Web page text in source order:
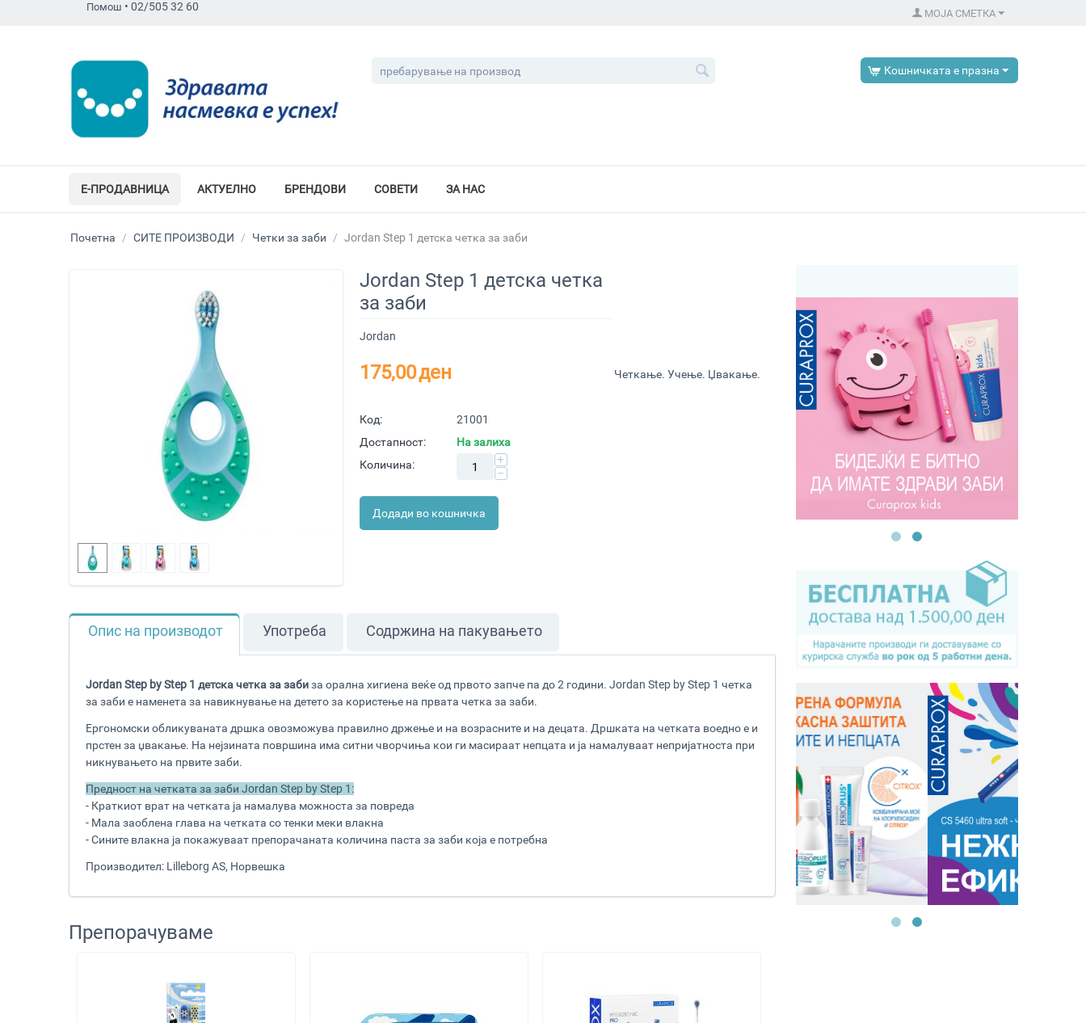
Помош • 02/505 32 60
МОЈА СМЕТКА
Кошничката е празна
Е-ПРОДАВНИЦА АКТУЕЛНО БРЕНДОВИ СОВЕТИ ЗА НАС
Почетна / СИТЕ ПРОИЗВОДИ / Четки за заби / Jordan Step 1 детска четка за заби
Jordan Step 1 детска четка
за заби
Jordan
Четкање. Учење. Џвакање.
175,00ден
Код:
21001
Достапност:
На залиха
Количина:
+
−
Додади во кошничка
Опис на производот Употреба Содржина на пакувањето
Jordan Step by Step 1 детска четка за забиза орална хигиена веќе од првото запче па до 2 години. Jordan Step by Step 1 четка
за заби е наменета за навикнување на детето за користење на првата четка за заби.
Ергономски обликуваната дршка овозможува правилно држење и на возрасните и на децата. Дршката на четката воедно е и
прстен за џвакање. На нејзината површина има ситни чворчиња кои ги масираат непцата и ја намалуваат непријатноста при
никнувањето на првите заби.
Предност на четката за заби Jordan Step by Step 1:
- Краткиот врат на четката ја намалува можноста за повреда
- Мала заоблена глава на четката со тенки меки влакна
- Сините влакна ја покажуваат препорачаната количина паста за заби која е потребна
Производител: Lilleborg AS, Норвешка
Препорачуваме